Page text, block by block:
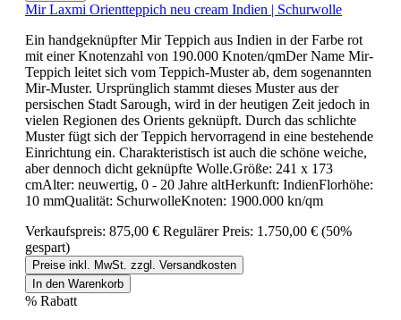
Mir Laxmi Orientteppich neu cream Indien | Schurwolle
Ein handgeknüpfter Mir Teppich aus Indien in der Farbe rot
mit einer Knotenzahl von 190.000 Knoten/qmDer Name Mir-
Teppich leitet sich vom Teppich-Muster ab, dem sogenannten
Mir-Muster. Ursprünglich stammt dieses Muster aus der
persischen Stadt Sarough, wird in der heutigen Zeit jedoch in
vielen Regionen des Orients geknüpft. Durch das schlichte
Muster fügt sich der Teppich hervorragend in eine bestehende
Einrichtung ein. Charakteristisch ist auch die schöne weiche,
aber dennoch dicht geknüpfte Wolle.Größe: 241 x 173
cmAlter: neuwertig, 0 - 20 Jahre altHerkunft: IndienFlorhöhe:
10 mmQualität: SchurwolleKnoten: 1900.000 kn/qm
Verkaufspreis: 875,00 € Regulärer Preis: 1.750,00 € (50%
gespart)
Preise inkl. MwSt. zzgl. Versandkosten
In den Warenkorb
% Rabatt